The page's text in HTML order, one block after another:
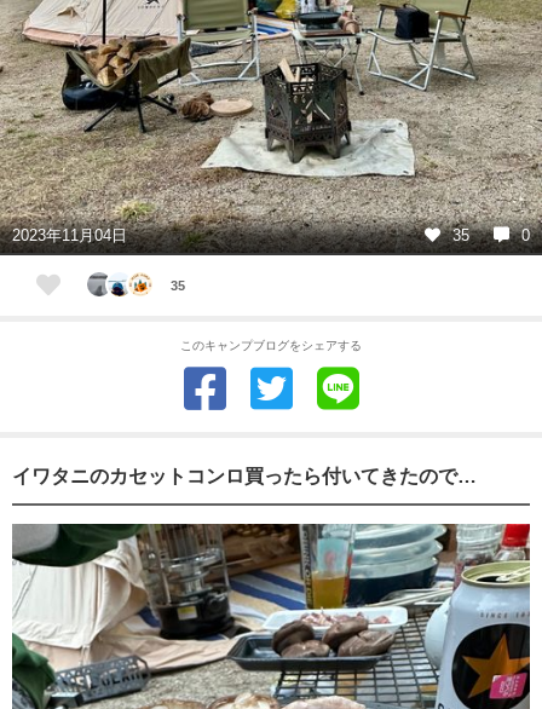
2023年11月04日 35 0
35
このキャンプブログをシェアする
イワタニのカセットコンロ買ったら付いてきたので…